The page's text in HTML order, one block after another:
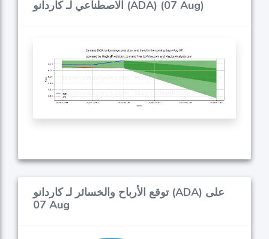
الاصطناعي لـ كاردانو (ADA) (07 Aug)
توقع الأرباح والخسائر لـ كاردانو (ADA) على
07 Aug